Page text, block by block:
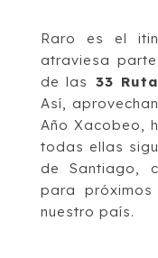
Raro es el
atraviesa
de las 33
Así,
Año Xacobeo,
todas ellas
de Santiago,
para
nuestro país.